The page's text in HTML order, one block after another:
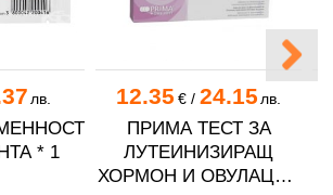
лв.
* 1
12.35 €/ 24.15 лв.
ПРИМА ТЕСТ ЗА
ЛУТЕИНИЗИРАЩ
ХОРМОН И ОВУЛАЦИЯ